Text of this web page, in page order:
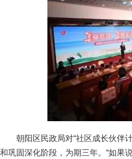
朝阳区民政局对“社区成长伙伴
和巩固深化阶段，为期三年。“如果